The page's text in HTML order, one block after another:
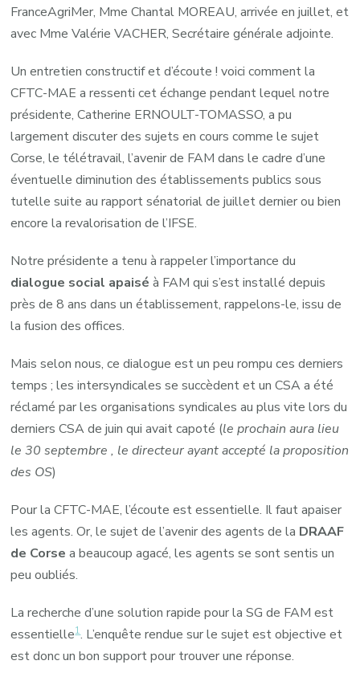
FranceAgriMer, Mme Chantal MOREAU, arrivée en juillet, et
avec Mme Valérie VACHER, Secrétaire générale adjointe.
Un entretien constructif et d’écoute ! voici comment la
CFTC-MAE a ressenti cet échange pendant lequel notre
présidente, Catherine ERNOULT-TOMASSO, a pu
largement discuter des sujets en cours comme le sujet
Corse, le télétravail, l’avenir de FAM dans le cadre d’une
éventuelle diminution des établissements publics sous
tutelle suite au rapport sénatorial de juillet dernier ou bien
encore la revalorisation de l’IFSE.
Notre présidente a tenu à rappeler l’importance du
dialogue social apaisé à FAM qui s’est installé depuis
près de 8 ans dans un établissement, rappelons-le, issu de
la fusion des offices.
Mais selon nous, ce dialogue est un peu rompu ces derniers
temps ; les intersyndicales se succèdent et un CSA a été
réclamé par les organisations syndicales au plus vite lors du
derniers CSA de juin qui avait capoté (le prochain aura lieu
le 30 septembre , le directeur ayant accepté la proposition
des OS)
Pour la CFTC-MAE, l’écoute est essentielle. Il faut apaiser
les agents. Or, le sujet de l’avenir des agents de la DRAAF
de Corse a beaucoup agacé, les agents se sont sentis un
peu oubliés.
La recherche d’une solution rapide pour la SG de FAM est
essentielle1. L’enquête rendue sur le sujet est objective et
est donc un bon support pour trouver une réponse.